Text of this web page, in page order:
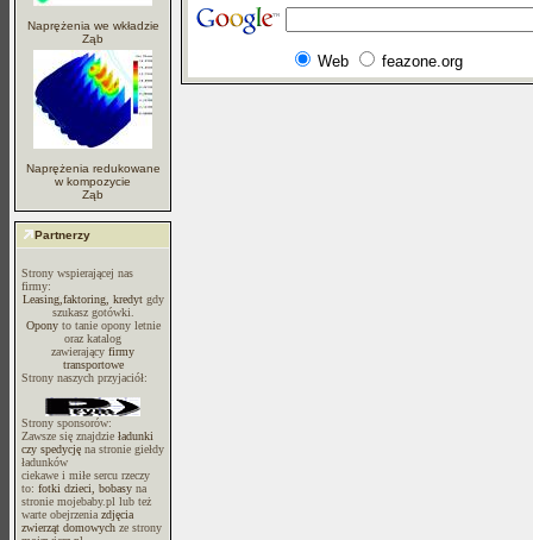
Naprężenia we wkładzie
Ząb
Naprężenia redukowane
w kompozycie
Ząb
Partnerzy
Strony wspierającej nas
firmy:
Leasing,faktoring, kredytgdy
szukasz gotówki.
Oponyto tanie opony letnie
oraz katalog
zawierający firmy
transportowe
Strony naszych przyjaciół:
Strony sponsorów:
Zawsze się znajdzie ładunki
czy spedycję na stronie giełdy
ładunków
ciekawe i miłe sercu rzeczy
to: fotki dzieci, bobasy na
stronie mojebaby.pl lub też
warte obejrzenia zdjęcia
zwierząt domowych ze strony
Web feazone.org